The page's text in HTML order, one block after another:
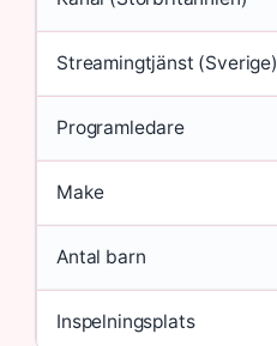
Streamingtjänst (Sverige)
Programledare
Make
Antal barn
Inspelningsplats